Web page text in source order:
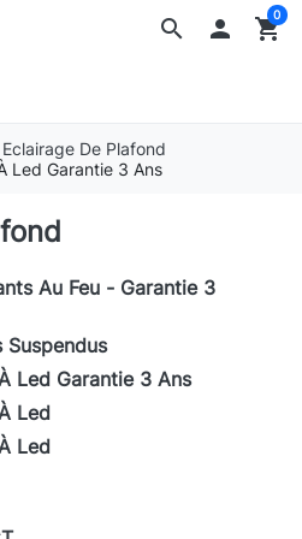
search
 shopping_cart
0
Eclairage De Plafond
Led Garantie 3 Ans
Au Feu - Garantie 3
Suspendus
Led Garantie 3 Ans
Led
Led